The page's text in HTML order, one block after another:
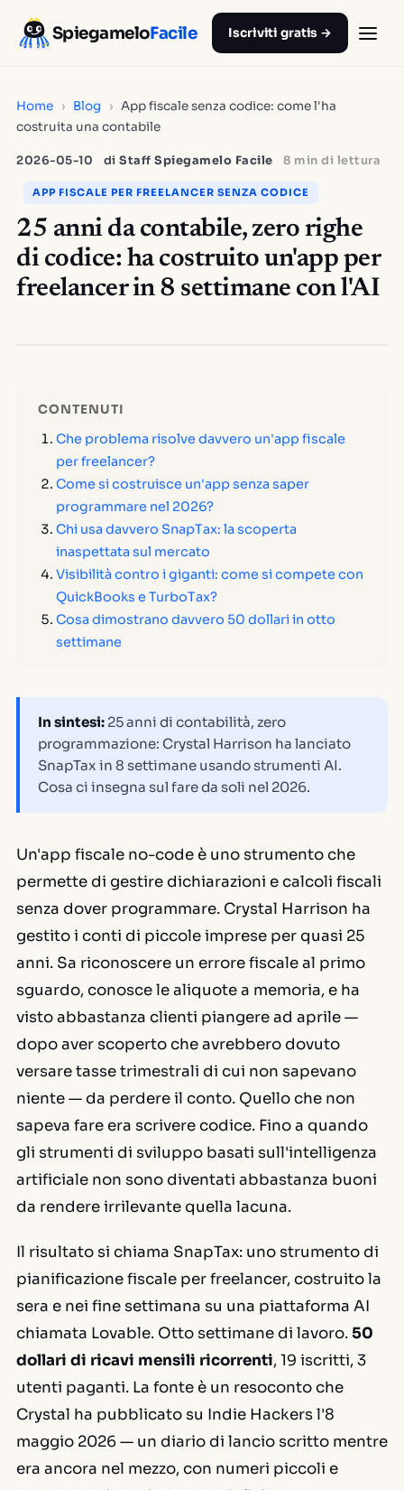
SpiegameloFacile Iscriviti gratis →
Home › Blog › App fiscale senza codice: come l'ha
costruita una contabile
2026-05-10 di Staff Spiegamelo Facile 8 min di lettura
APP FISCALE PER FREELANCER SENZA CODICE
25 anni da contabile, zero righe
di codice: ha costruito un'app per
freelancer in 8 settimane con l'AI
CONTENUTI
Che problema risolve davvero un'app fiscale
per freelancer?
Come si costruisce un'app senza saper
programmare nel 2026?
Chi usa davvero SnapTax: la scoperta
inaspettata sul mercato
Visibilità contro i giganti: come si compete con
QuickBooks e TurboTax?
Cosa dimostrano davvero 50 dollari in otto
settimane
In sintesi: 25 anni di contabilità, zero
programmazione: Crystal Harrison ha lanciato
SnapTax in 8 settimane usando strumenti AI.
Cosa ci insegna sul fare da soli nel 2026.
Un'app fiscale no-code è uno strumento che
permette di gestire dichiarazioni e calcoli fiscali
senza dover programmare. Crystal Harrison ha
gestito i conti di piccole imprese per quasi 25
anni. Sa riconoscere un errore fiscale al primo
sguardo, conosce le aliquote a memoria, e ha
visto abbastanza clienti piangere ad aprile —
dopo aver scoperto che avrebbero dovuto
versare tasse trimestrali di cui non sapevano
niente — da perdere il conto. Quello che non
sapeva fare era scrivere codice. Fino a quando
gli strumenti di sviluppo basati sull'intelligenza
artificiale non sono diventati abbastanza buoni
da rendere irrilevante quella lacuna.
Il risultato si chiama SnapTax: uno strumento di
pianificazione fiscale per freelancer, costruito la
sera e nei fine settimana su una piattaforma AI
chiamata Lovable. Otto settimane di lavoro.50
dollari di ricavi mensili ricorrenti, 19 iscritti, 3
utenti paganti. La fonte è un resoconto che
Crystal ha pubblicato su Indie Hackers l'8
maggio 2026 — un diario di lancio scritto mentre
era ancora nel mezzo, con numeri piccoli e